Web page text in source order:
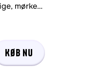
mørke…
Køb nu